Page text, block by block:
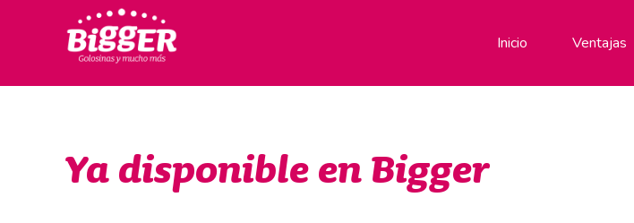
Inicio Ventajas
Ya disponible en Bigger